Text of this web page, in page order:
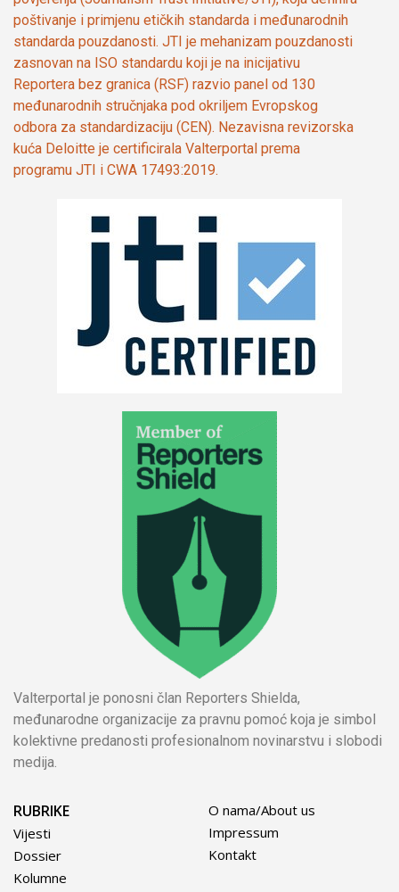
poštivanje i primjenu etičkih standarda i međunarodnih
standarda pouzdanosti. JTI je mehanizam pouzdanosti
zasnovan na ISO standardu koji je na inicijativu
Reportera bez granica (RSF) razvio panel od 130
međunarodnih stručnjaka pod okriljem Evropskog
odbora za standardizaciju (CEN). Nezavisna revizorska
kuća Deloitte je certificirala Valterportal prema
programu JTI i CWA 17493:2019.
Valterportal je ponosni član Reporters Shielda,
međunarodne organizacije za pravnu pomoć koja je simbol
kolektivne predanosti profesionalnom novinarstvu i slobodi
medija.
RUBRIKE
Vijesti
Dossier
Kolumne
O nama/About us
Impressum
Kontakt